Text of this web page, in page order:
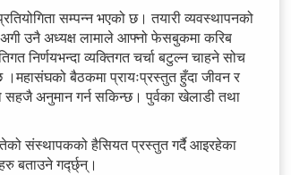
सम्पन्न भएको छ। तयारी व्यवस्थापनको
उनै अध्यक्ष लामाले आफ्नो फेसबुकमा करिब
निर्णयभन्दा व्यक्तिगत चर्चा बटुल्न चाहने सोच
बैठकमा प्रायःप्रस्तुत हुँदा जीवन र
सहजै अनुमान गर्न सकिन्छ। पुर्वका खेलाडी तथा
संस्थापकको हैसियत प्रस्तुत गर्दै आइरहेका
बताउने गर्द्छ्न्।